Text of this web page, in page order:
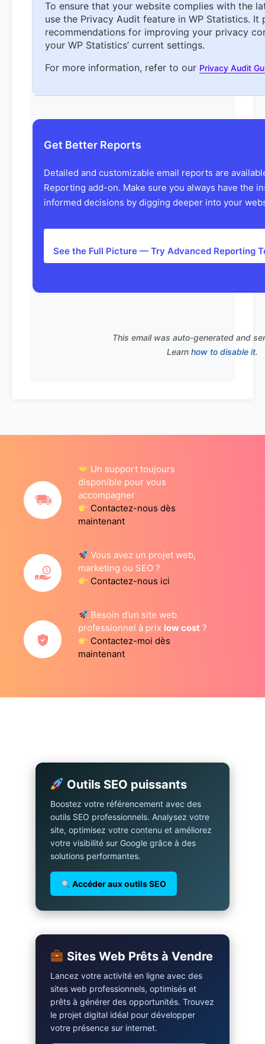
To ensure that your website complies with the
use the Privacy Audit feature in WP Statistics. It
recommendations for improving your privacy
your WP Statistics’ current settings.
For more information, refer to our Privacy Audit
Get Better Reports
Detailed and customizable email reports are
Reporting add-on. Make sure you always have the
informed decisions by digging deeper into your
See the Full Picture — Try Advanced Reporting
This email was auto-generated and
Learn how to disable it.
Un support toujours
disponible pour vous
accompagner
Contactez-nous dès
maintenant
Vous avez un projet web,
marketing ou SEO ?
Contactez-nous ici
Besoin d’un site web
professionnel à prix low cost ?
Contactez-moi dès
maintenant
Outils SEO puissants
Boostez votre référencement avec des
outils SEO professionnels. Analysez votre
site, optimisez votre contenu et améliorez
votre visibilité sur Google grâce à des
solutions performantes.
Accéder aux outils SEO
Sites Web Prêts à Vendre
Lancez votre activité en ligne avec des
sites web professionnels, optimisés et
prêts à générer des opportunités. Trouvez
le projet digital idéal pour développer
votre présence sur internet.